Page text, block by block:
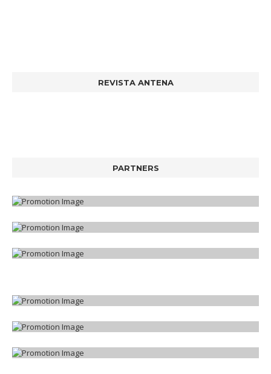
REVISTA ANTENA
PARTNERS